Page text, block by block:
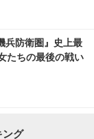
兵防衛圏』史上最
たちの最後の戦い
ング